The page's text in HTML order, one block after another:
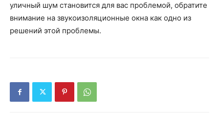
уличный шум становится для вас проблемой, обратите
внимание на звукоизоляционные окна как одно из
решений этой проблемы.